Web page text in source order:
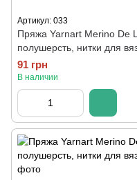
Артикул: 033
Пряжа Yarnart Merino De
полушерсть, нитки для
91 грн
В наличии